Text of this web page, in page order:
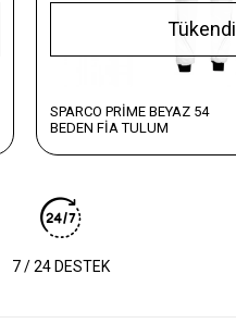
Tükendi
SPARCO PRİME BEYAZ 54
BEDEN FİA TULUM
7 / 24 DESTEK